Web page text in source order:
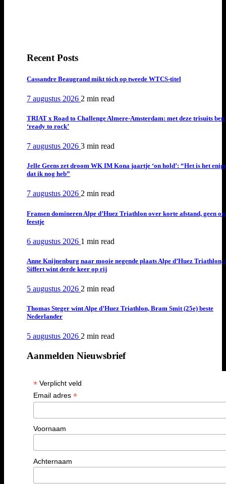
Recent Posts
Cassandre Beaugrand mikt tóch op tweede WTCS-titel
7 augustus 2026 2 min read
TRIAT x Road to Challenge Almere-Amsterdam: met deze trisuits ben
‘ready to rock’
7 augustus 2026 3 min read
Jelle Geens zet droom WK IM Kona jaartje ‘on hold’: “Het is het
dat ik nog heb”
7 augustus 2026 2 min read
Fransen domineren Alpe d’Huez Triathlon over korte afstand, geen
feestje
6 augustus 2026 1 min read
Anne Knijnenburg naar mooie negende plaats Alpe d’Huez Triathlon,
Siffert wint derde keer op rij
5 augustus 2026 2 min read
Thomas Steger wint Alpe d’Huez Triathlon, Bram Smit (25e) beste
Nederlander
5 augustus 2026 2 min read
Aanmelden Nieuwsbrief
*Verplicht veld
Email adres *
Voornaam
Achternaam